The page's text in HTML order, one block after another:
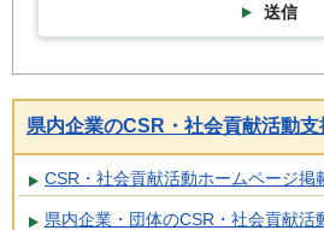
送信
県内企業のCSR・社会貢献活動支
CSR・社会貢献活動ホームページ掲
県内企業・団体のCSR・社会貢献活